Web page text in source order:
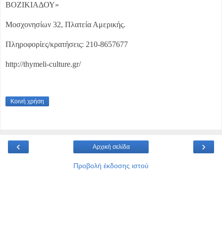
ΒΟΖΙΚΙΑΔΟΥ»
Μοσχονησίων 32, Πλατεία Αμερικής.
Πληροφορίες/κρατήσεις: 210-8657677
http://thymeli-culture.gr/
Κοινή χρήση
‹ ›
Αρχική σελίδα
Προβολή έκδοσης ιστού